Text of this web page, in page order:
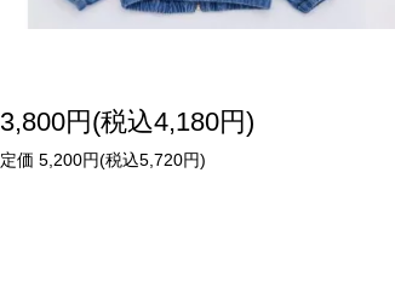
3,800円(税込4,180円)
定価 5,200円(税込5,720円)